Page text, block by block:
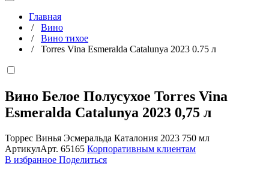
Главная
/ Вино
/ Вино тихое
/ Torres Vina Esmeralda Catalunya 2023 0.75 л
Вино Белое Полусухое Torres Vina
Esmeralda Catalunya 2023 0,75 л
Торрес Винья Эсмеральда Каталония 2023 750 мл
АртикулАрт. 65165 Корпоративным клиентам
В избранное Поделиться